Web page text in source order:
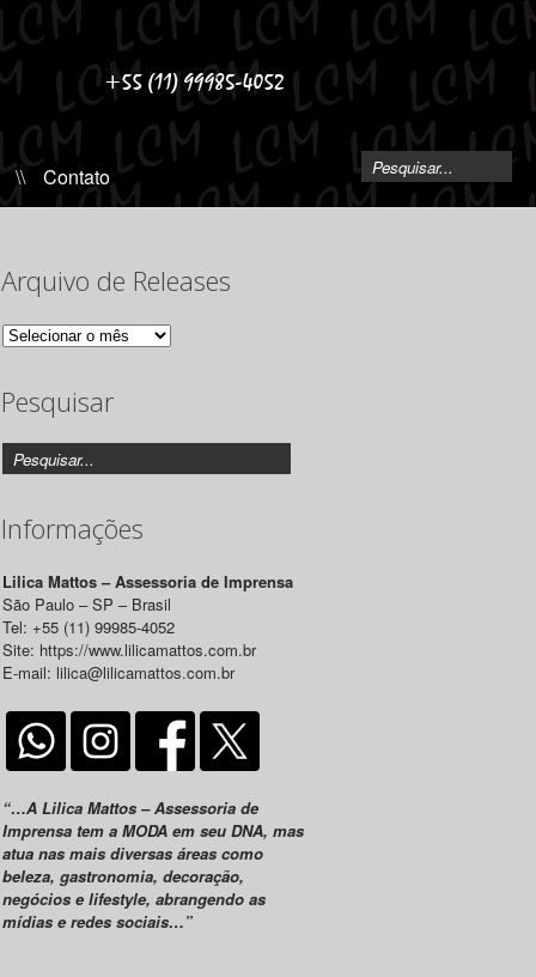
\\ Contato
Arquivo de Releases
Arquivo
Pesquisar
Informações
Lilica Mattos – Assessoria de Imprensa
São Paulo – SP – Brasil
Tel: +55 (11) 99985-4052
Site: https://www.lilicamattos.com.br
E-mail: lilica@lilicamattos.com.br
“…A Lilica Mattos – Assessoria de
Imprensa tem a MODA em seu DNA, mas
atua nas mais diversas áreas como
beleza, gastronomia, decoração,
negócios e lifestyle, abrangendo as
mídias e redes sociais…”